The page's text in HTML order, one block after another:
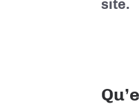
site.